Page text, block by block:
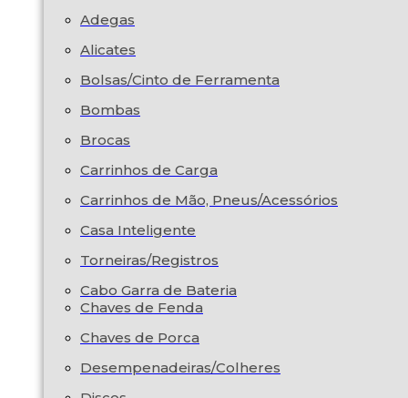
Adegas
Alicates
Bolsas/Cinto de Ferramenta
Bombas
Brocas
Carrinhos de Carga
Carrinhos de Mão, Pneus/Acessórios
Casa Inteligente
Torneiras/Registros
Cabo Garra de Bateria
Chaves de Fenda
Chaves de Porca
Desempenadeiras/Colheres